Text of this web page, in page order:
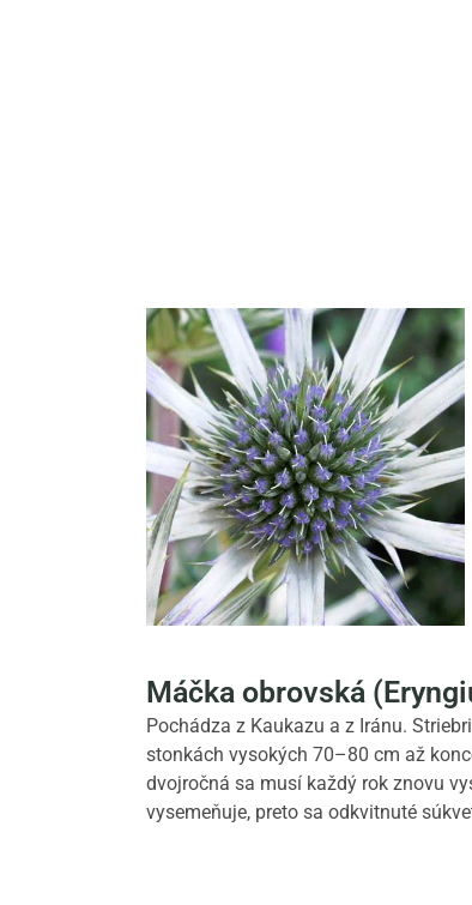
Máčka obrovská
Pochádza z Kaukazu a z Iránu.
stonkách vysokých 70–80 cm až
dvojročná sa musí každý rok znovu
vysemeňuje, preto sa odkvitnuté